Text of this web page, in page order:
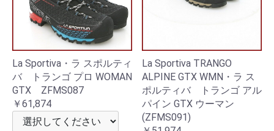
La Sportiva・ラ スポルティ
バ トランゴ プロ WOMAN
GTX ZFMS087
￥61,874
La Sportiva TRANGO
ALPINE GTX WMN・ラ ス
ポルティバ トランゴ アル
パイン GTX ウーマン
(ZFMS091)